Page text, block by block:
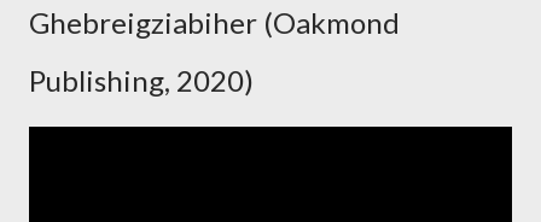
Ghebreigziabiher (Oakmond
Publishing, 2020)